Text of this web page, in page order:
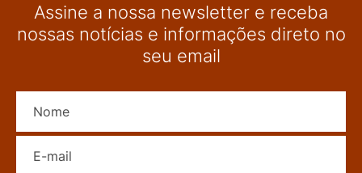
Assine a nossa newsletter e receba
nossas notícias e informações direto no
seu email